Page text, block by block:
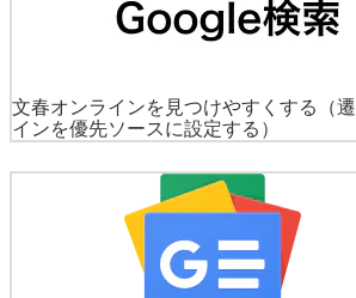
文春オンラインを見つけやすくする
（
インを優先ソースに設定する）